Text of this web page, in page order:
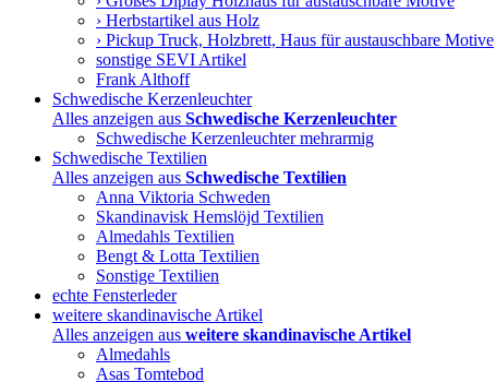
› Herbstartikel aus Holz
› Pickup Truck, Holzbrett, Haus für austauschbare Motive
sonstige SEVI Artikel
Frank Althoff
Schwedische Kerzenleuchter
Alles anzeigen aus Schwedische Kerzenleuchter
Schwedische Kerzenleuchter mehrarmig
Schwedische Textilien
Alles anzeigen aus Schwedische Textilien
Anna Viktoria Schweden
Skandinavisk Hemslöjd Textilien
Almedahls Textilien
Bengt & Lotta Textilien
Sonstige Textilien
echte Fensterleder
weitere skandinavische Artikel
Alles anzeigen aus weitere skandinavische Artikel
Almedahls
Asas Tomtebod